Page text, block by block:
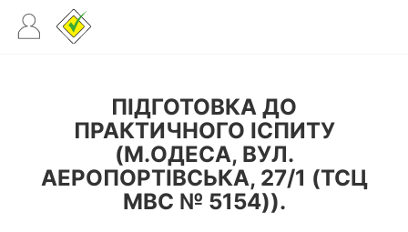
ПІДГОТОВКА ДО
ПРАКТИЧНОГО ІСПИТУ
(М.ОДЕСА, ВУЛ.
АЕРОПОРТІВСЬКА, 27/1 (ТСЦ
МВС № 5154)).